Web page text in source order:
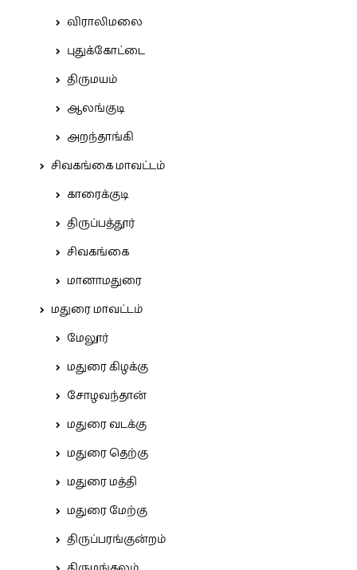
விராலிமலை
புதுக்கோட்டை
திருமயம்
ஆலங்குடி
அறந்தாங்கி
சிவகங்கை மாவட்டம்
காரைக்குடி
திருப்பத்தூர்
சிவகங்கை
மானாமதுரை
மதுரை மாவட்டம்
மேலூர்
மதுரை கிழக்கு
சோழவந்தான்
மதுரை வடக்கு
மதுரை தெற்கு
மதுரை மத்தி
மதுரை மேற்கு
திருப்பரங்குன்றம்